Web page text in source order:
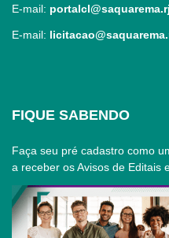
E-mail:
E-mail:
FIQUE SABENDO
Faça seu pré cadastro como
a receber os Avisos de Editais